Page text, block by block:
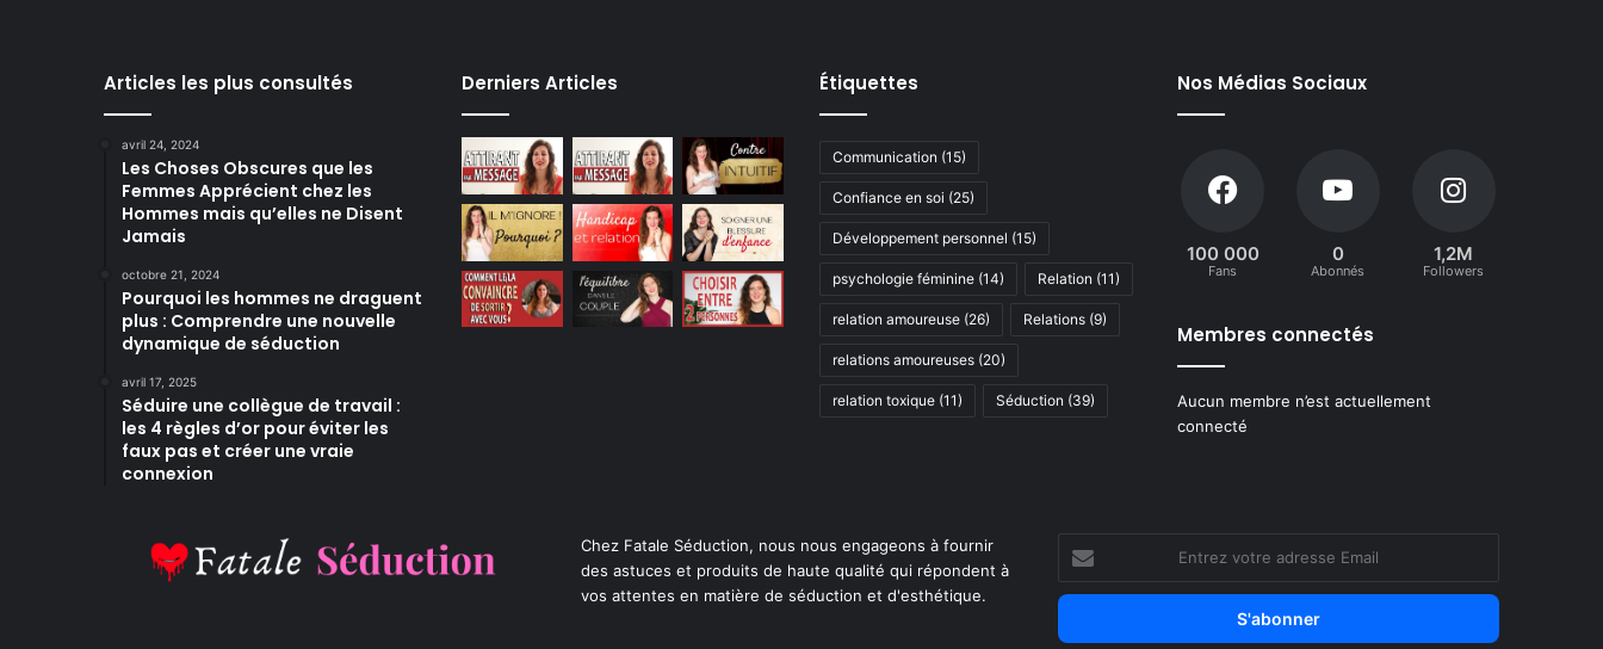
Articles les plus consultés
avril 24, 2024
Les Choses Obscures que les
Femmes Apprécient chez les
Hommes mais qu’elles ne Disent
Jamais
octobre 21, 2024
Pourquoi les hommes ne draguent
plus : Comprendre une nouvelle
dynamique de séduction
avril 17, 2025
Séduire une collègue de travail :
les 4 règles d’or pour éviter les
faux pas et créer une vraie
connexion
Derniers Articles Étiquettes
Communication (15)
Confiance en soi (25)
Développement personnel (15)
psychologie féminine (14) Relation (11)
relation amoureuse (26) Relations (9)
relations amoureuses (20)
relation toxique (11) Séduction (39)
Nos Médias Sociaux
100 000
Fans
0
Abonnés
1,2M
Followers
Membres connectés
Aucun membre n’est actuellement
connecté
Chez Fatale Séduction, nous nous engageons à fournir
des astuces et produits de haute qualité qui répondent à
vos attentes en matière de séduction et d'esthétique.
votre
adresse